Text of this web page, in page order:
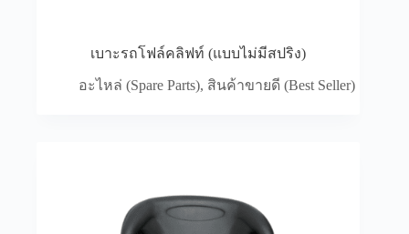
เบาะรถโฟล์คลิฟท์ (แบบไม่มีสปริง)
อะไหล่ (Spare Parts), สินค้าขายดี (Best Seller)